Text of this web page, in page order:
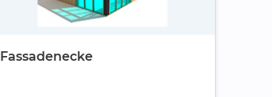
Fassadenecke